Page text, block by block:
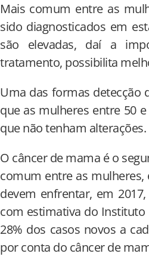
Mais comum entre as
sido diagnosticados em
são elevadas, daí a
tratamento, possibilita
Uma das formas detecção
que as mulheres entre 50
que não tenham alterações.
O câncer de mama é o
comum entre as mulheres,
devem enfrentar, em
com estimativa do Instituto
28% dos casos novos a
por conta do câncer de